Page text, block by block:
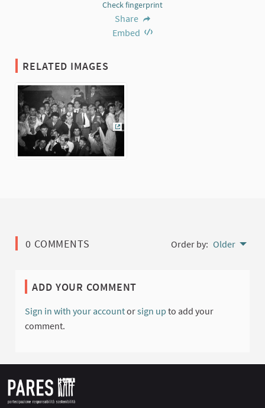
Check fingerprint
Share
Embed
RELATED IMAGES
(External link)
0 COMMENTS Order by: Older
ADD YOUR COMMENT
Sign in with your accountorsign up to add your
comment.